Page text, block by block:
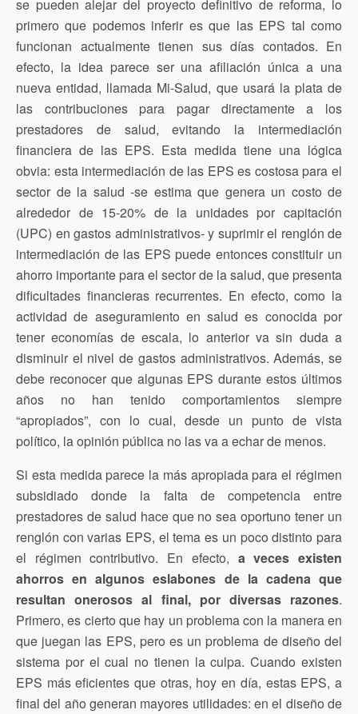
se pueden alejar del proyecto definitivo de reforma, lo
primero que podemos inferir es que las EPS tal como
funcionan actualmente tienen sus días contados. En
efecto, la idea parece ser una afiliación única a una
nueva entidad, llamada Mi-Salud, que usará la plata de
las contribuciones para pagar directamente a los
prestadores de salud, evitando la intermediación
financiera de las EPS. Esta medida tiene una lógica
obvia: esta intermediación de las EPS es costosa para el
sector de la salud -se estima que genera un costo de
alrededor de 15-20% de la unidades por capitación
(UPC) en gastos administrativos- y suprimir el renglón de
intermediación de las EPS puede entonces constituir un
ahorro importante para el sector de la salud, que presenta
dificultades financieras recurrentes. En efecto, como la
actividad de aseguramiento en salud es conocida por
tener economías de escala, lo anterior va sin duda a
disminuir el nivel de gastos administrativos. Además, se
debe reconocer que algunas EPS durante estos últimos
años no han tenido comportamientos siempre
“apropiados”, con lo cual, desde un punto de vista
político, la opinión pública no las va a echar de menos.
Si esta medida parece la más apropiada para el régimen
subsidiado donde la falta de competencia entre
prestadores de salud hace que no sea oportuno tener un
renglón con varias EPS, el tema es un poco distinto para
el régimen contributivo. En efecto, a veces existen
ahorros en algunos eslabones de la cadena que
resultan onerosos al final, por diversas razones.
Primero, es cierto que hay un problema con la manera en
que juegan las EPS, pero es un problema de diseño del
sistema por el cual no tienen la culpa. Cuando existen
EPS más eficientes que otras, hoy en día, estas EPS, a
final del año generan mayores utilidades: en el diseño de